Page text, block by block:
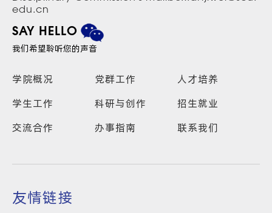
edu.cn
SAY HELLO
我们希望聆听您的声音
学院概况 党群工作
人才培养
学生工作
科研与创作
招生就业
交流合作
办事指南 联系我们
友情链接